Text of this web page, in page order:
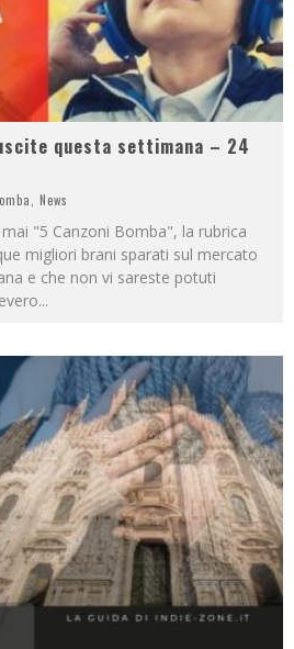
questa settimana – 24
, News
"5 Canzoni Bomba", la rubrica
migliori brani sparati sul mercato
e che non vi sareste potuti
...